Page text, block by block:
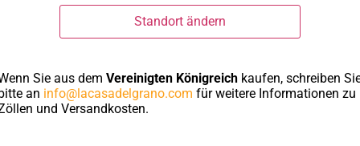
Fregola
Standort ändern
Sie aus dem Vereinigten Königreichkaufen, schreiben
an info@lacasadelgrano.com für weitere Informationen zu
und Versandkosten.